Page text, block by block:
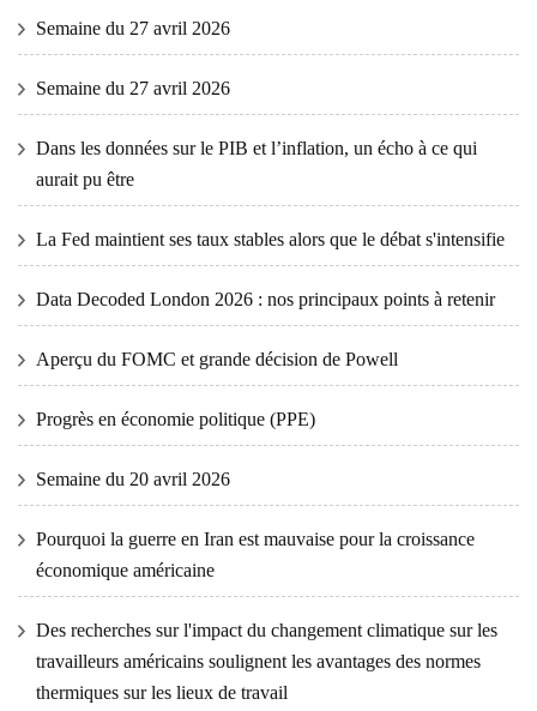
Semaine du 27 avril 2026
Semaine du 27 avril 2026
Dans les données sur le PIB et l’inflation, un écho à ce qui
aurait pu être
La Fed maintient ses taux stables alors que le débat s'intensifie
Data Decoded London 2026 : nos principaux points à retenir
Aperçu du FOMC et grande décision de Powell
Progrès en économie politique (PPE)
Semaine du 20 avril 2026
Pourquoi la guerre en Iran est mauvaise pour la croissance
économique américaine
Des recherches sur l'impact du changement climatique sur les
travailleurs américains soulignent les avantages des normes
thermiques sur les lieux de travail